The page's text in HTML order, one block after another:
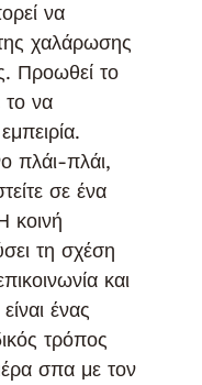
να
χαλάρωσης
Προωθεί το
το να
πλάι-πλάι,
σε ένα
κοινή
τη σχέση
και
ένας
τρόπος
σπα με τον